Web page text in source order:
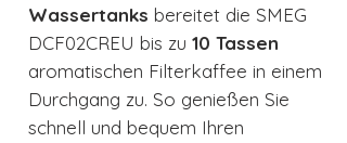
Wassertanks bereitet die SMEG
DCF02CREU bis zu 10 Tassen
aromatischen Filterkaffee in einem
Durchgang zu. So genießen Sie
schnell und bequem Ihren